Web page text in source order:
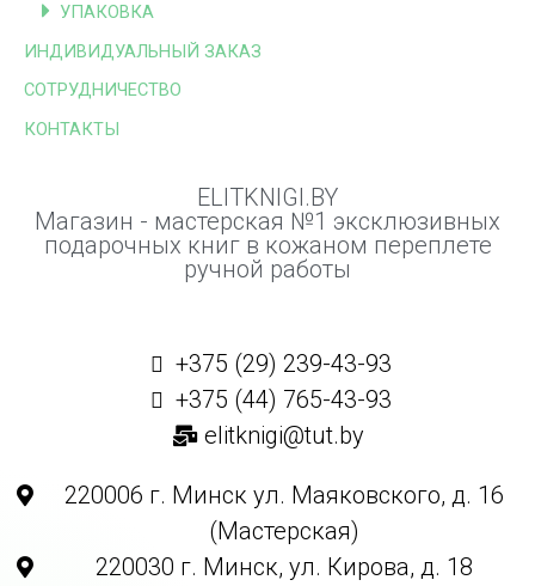
УПАКОВКА
ИНДИВИДУАЛЬНЫЙ ЗАКАЗ
СОТРУДНИЧЕСТВО
КОНТАКТЫ
ELITKNIGI.BY
Магазин - мастерская №1 эксклюзивных
подарочных книг в кожаном переплете
ручной работы
+375 (29) 239-43-93
+375 (44) 765-43-93
elitknigi@tut.by
220006 г. Минск ул. Маяковского, д. 16
(Мастерская)
220030 г. Минск, ул. Кирова, д. 18